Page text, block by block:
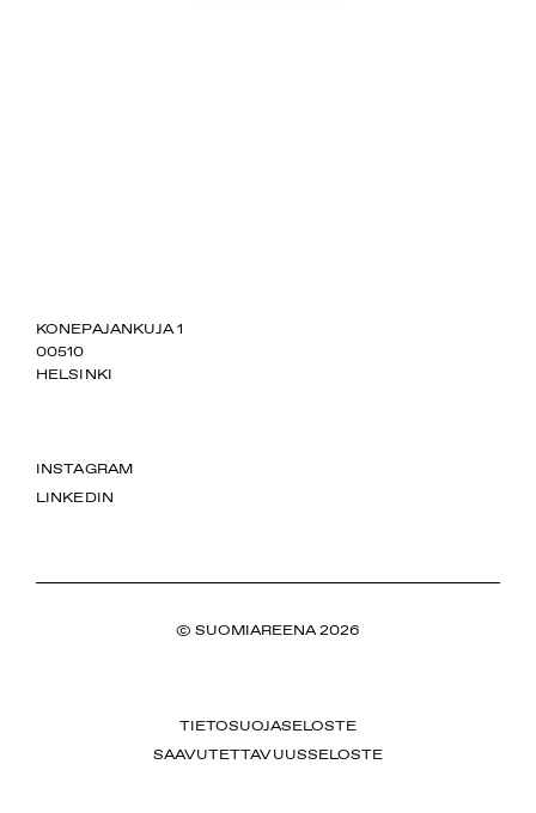
SUOMIAREENA
KONEPAJANKUJA 1
00510
HELSINKI
INSTAGRAM
LINKEDIN
© SUOMIAREENA 2026
TIETOSUOJASELOSTE
SAAVUTETTAVUUSSELOSTE